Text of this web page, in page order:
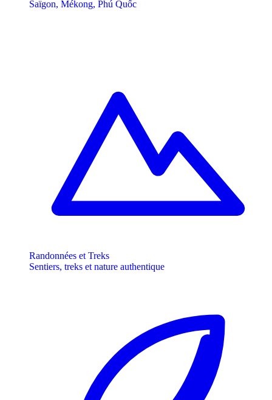
Saïgon, Mékong, Phú Quốc
Randonnées et Treks
Sentiers, treks et nature authentique